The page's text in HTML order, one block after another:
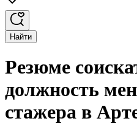
Найти
Резюме
должность
стажера в